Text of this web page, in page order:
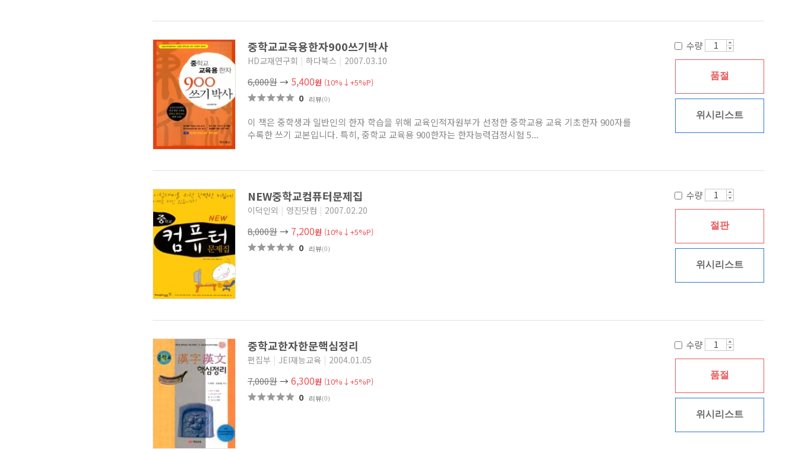
중학교교육용한자900쓰기박사
HD교재연구회 | 하다북스 | 2007.03.10
6,000원→ 5,400원 (10%↓+5%P)
0 리뷰(0)
이 책은 중학생과 일반인의 한자 학습을 위해 교육인적자원부가 선정한 중학교용 교육 기초한자 900자를
수록한 쓰기 교본입니다. 특히, 중학교 교육용 900한자는 한자능력검정시험 5...
수량
품절
위시리스트
NEW중학교컴퓨터문제집
이덕인외 | 영진닷컴 | 2007.02.20
8,000원→ 7,200원 (10%↓+5%P)
0 리뷰(0)
수량
절판
위시리스트
중학교한자한문핵심정리
편집부 | JEI재능교육 | 2004.01.05
7,000원→6,300원 (10%↓+5%P)
0 리뷰(0)
수량
품절
위시리스트